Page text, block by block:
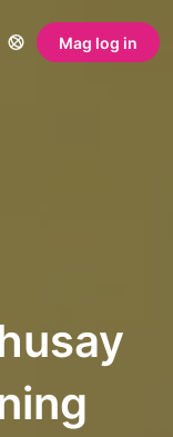
Mag log in